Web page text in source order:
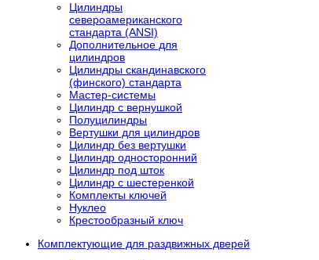
Цилиндры
североамериканского
стандарта (ANSI)
Дополнительное для
цилиндров
Цилиндры скандинавского
(финского) стандарта
Мастер-системы
Цилиндр с вернушкой
Полуцилиндры
Вертушки для цилиндров
Цилиндр без вертушки
Цилиндр односторонний
Цилиндр под шток
Цилиндр с шестеренкой
Комплекты ключей
Нуклео
Крестообразный ключ
Комплектующие для раздвижных дверей